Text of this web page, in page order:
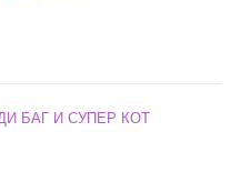
БАГ И СУПЕР КОТ